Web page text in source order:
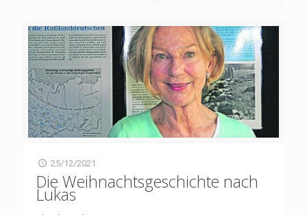
25/12/2021
Die Weihnachtsgeschichte nach
Lukas